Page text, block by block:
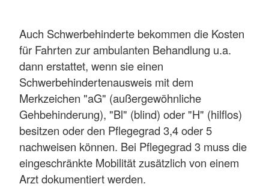
Auch Schwerbehinderte bekommen die Kosten
für Fahrten zur ambulanten Behandlung u.a.
dann erstattet, wenn sie einen
Schwerbehindertenausweis mit dem
Merkzeichen "aG" (außergewöhnliche
Gehbehinderung), "Bl" (blind) oder "H" (hilflos)
besitzen oder den Pflegegrad 3,4 oder 5
nachweisen können. Bei Pflegegrad 3 muss die
eingeschränkte Mobilität zusätzlich von einem
Arzt dokumentiert werden.